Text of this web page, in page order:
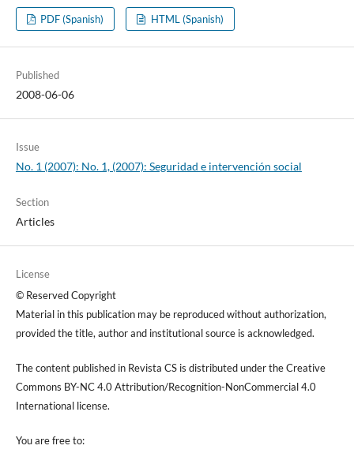
PDF (Spanish) HTML (Spanish)
Published
2008-06-06
Issue
No. 1 (2007): No. 1, (2007): Seguridad e intervención social
Section
Articles
License
© Reserved Copyright
Material in this publication may be reproduced without authorization,
provided the title, author and institutional source is acknowledged.
The content published in Revista CS is distributed under the Creative
Commons BY-NC 4.0 Attribution/Recognition-NonCommercial 4.0
International license.
You are free to: